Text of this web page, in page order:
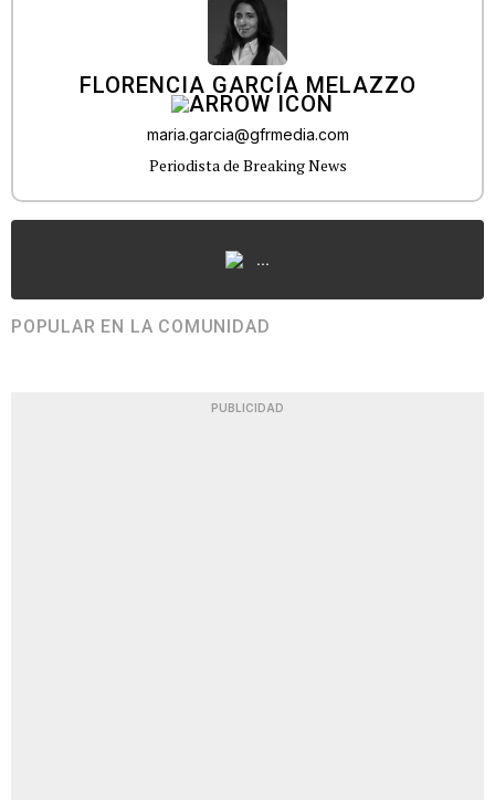
FLORENCIA GARCÍA MELAZZO
maria.garcia@gfrmedia.com
Periodista de Breaking News
...
POPULAR EN LA COMUNIDAD
PUBLICIDAD